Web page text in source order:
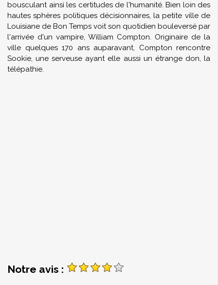
bousculant ainsi les certitudes de l'humanité. Bien loin des
hautes sphères politiques décisionnaires, la petite ville de
Louisiane de Bon Temps voit son quotidien bouleversé par
l'arrivée d'un vampire, William Compton. Originaire de la
ville quelques 170 ans auparavant, Compton rencontre
Sookie, une serveuse ayant elle aussi un étrange don, la
télépathie.
Notre avis :